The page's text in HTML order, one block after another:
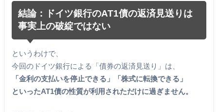
結論：ドイツ銀行のAT1債の返済見送りは
事実上の破綻ではない
というわけで、
今回のドイツ銀行による「債券の返済見送り」は、
「金利の支払いを停止できる」「株式に転換できる」
といったAT1債の性質が利用されただけに過ぎません。